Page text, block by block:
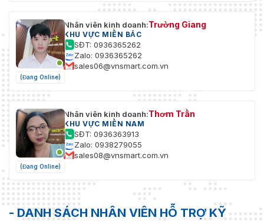
(Đang Online)
Nhân viên kinh doanh:Trường Giang
KHU VỰC MIỀN BẮC
SĐT: 0936365262
Zalo: 0936365262
sales06@vnsmart.com.vn
(Đang Online)
Nhân viên kinh doanh:Thơm Trần
KHU VỰC MIỀN NAM
SĐT: 0936363913
Zalo: 0938279055
sales08@vnsmart.com.vn
- DANH SÁCH NHÂN VIÊN HỖ TRỢ KỸ